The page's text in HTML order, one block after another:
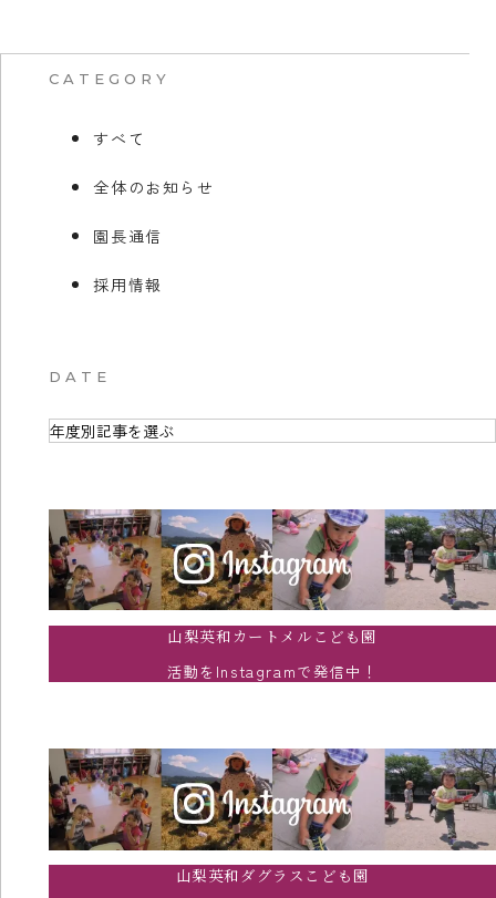
CATEGORY
すべて
全体のお知らせ
園長通信
採用情報
DATE
山梨英和カートメルこども園
活動をInstagramで発信中！
山梨英和ダグラスこども園